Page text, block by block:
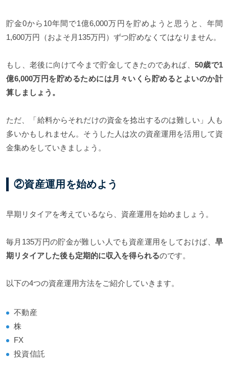
貯金0から10年間で1億6,000万円を貯めようと思うと、年間
1,600万円（およそ月135万円）ずつ貯めなくてはなりません。
もし、老後に向けて今まで貯金してきたのであれば、 50歳で1
億6,000万円を貯めるためには月々いくら貯めるとよいのか計
算しましょう。
ただ、「給料からそれだけの資金を捻出するのは難しい」人も
多いかもしれません。そうした人は次の資産運用を活用して資
金集めをしていきましょう。
②資産運用を始めよう
早期リタイアを考えているなら、資産運用を始めましょう。
毎月135万円の貯金が難しい人でも資産運用をしておけば、 早
期リタイアした後も定期的に収入を得られるのです。
以下の4つの資産運用方法をご紹介していきます。
不動産
株
FX
投資信託